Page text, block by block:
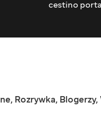
cestino
, Rozrywka, Blogerzy,